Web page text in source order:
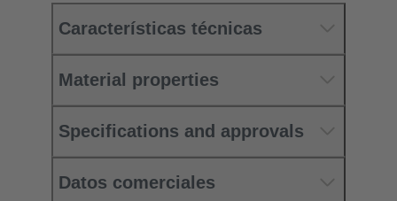
Características técnicas
Material properties
Specifications and approvals
Datos comerciales